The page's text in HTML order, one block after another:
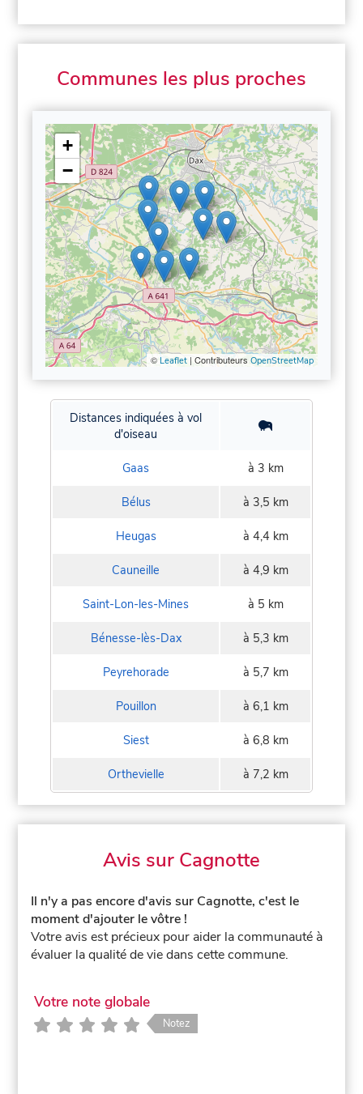
Communes les plus proches
+
−
© Leaflet| Contributeurs OpenStreetMap
Distances indiquées à vol
d'oiseau
Gaas à 3 km
Bélus à 3,5 km
Heugas à 4,4 km
Cauneille à 4,9 km
Saint-Lon-les-Mines à 5 km
Bénesse-lès-Dax à 5,3 km
Peyrehorade à 5,7 km
Pouillon à 6,1 km
Siest à 6,8 km
Orthevielle à 7,2 km
Avis sur Cagnotte
Il n'y a pas encore d'avis sur Cagnotte, c'est le
moment d'ajouter le vôtre !
Votre avis est précieux pour aider la communauté à
évaluer la qualité de vie dans cette commune.
Votre note globale
Notez